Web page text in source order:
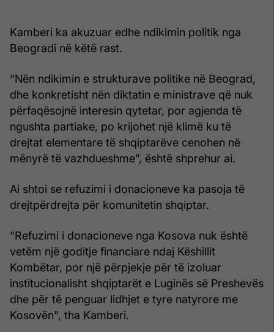
Kamberi ka akuzuar edhe ndikimin politik nga
Beogradi në këtë rast.
“Nën ndikimin e strukturave politike në Beograd,
dhe konkretisht nën diktatin e ministrave që nuk
përfaqësojnë interesin qytetar, por agjenda të
ngushta partiake, po krijohet një klimë ku të
drejtat elementare të shqiptarëve cenohen në
mënyrë të vazhdueshme”, është shprehur ai.
Ai shtoi se refuzimi i donacioneve ka pasoja të
drejtpërdrejta për komunitetin shqiptar.
“Refuzimi i donacioneve nga Kosova nuk është
vetëm një goditje financiare ndaj Këshillit
Kombëtar, por një përpjekje për të izoluar
institucionalisht shqiptarët e Luginës së Preshevës
dhe për të penguar lidhjet e tyre natyrore me
Kosovën", tha Kamberi.